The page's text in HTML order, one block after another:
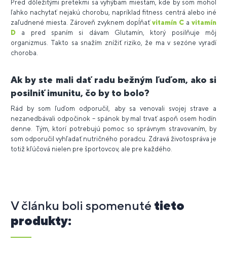
Pred dôležitými pretekmi sa vyhýbam miestam, kde by som mohol
ľahko nachytať nejakú chorobu, napríklad fitness centrá alebo iné
zaľudnené miesta. Zároveň zvyknem dopĺňať vitamín C a vitamín
D a pred spaním si dávam Glutamín, ktorý posilňuje môj
organizmus. Takto sa snažím znížiť riziko, že ma v sezóne vyradí
choroba.
Ak by ste mali dať radu bežným ľuďom, ako si
posilniť imunitu, čo by to bolo?
Rád by som ľuďom odporučil, aby sa venovali svojej strave a
nezanedbávali odpočinok – spánok by mal trvať aspoň osem hodín
denne. Tým, ktorí potrebujú pomoc so správnym stravovaním, by
som odporučil vyhľadať nutričného poradcu. Zdravá životospráva je
totiž kľúčová nielen pre športovcov, ale pre každého.
V článku boli spomenuté tieto
produkty: